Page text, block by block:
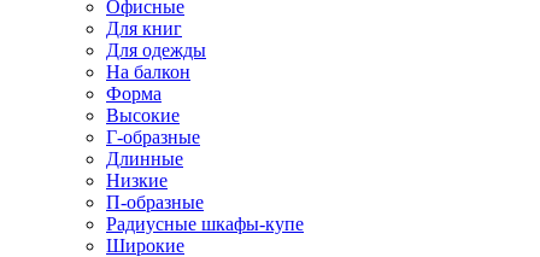
Офисные
Для книг
Для одежды
На балкон
Форма
Высокие
Г-образные
Длинные
Низкие
П-образные
Радиусные шкафы-купе
Широкие